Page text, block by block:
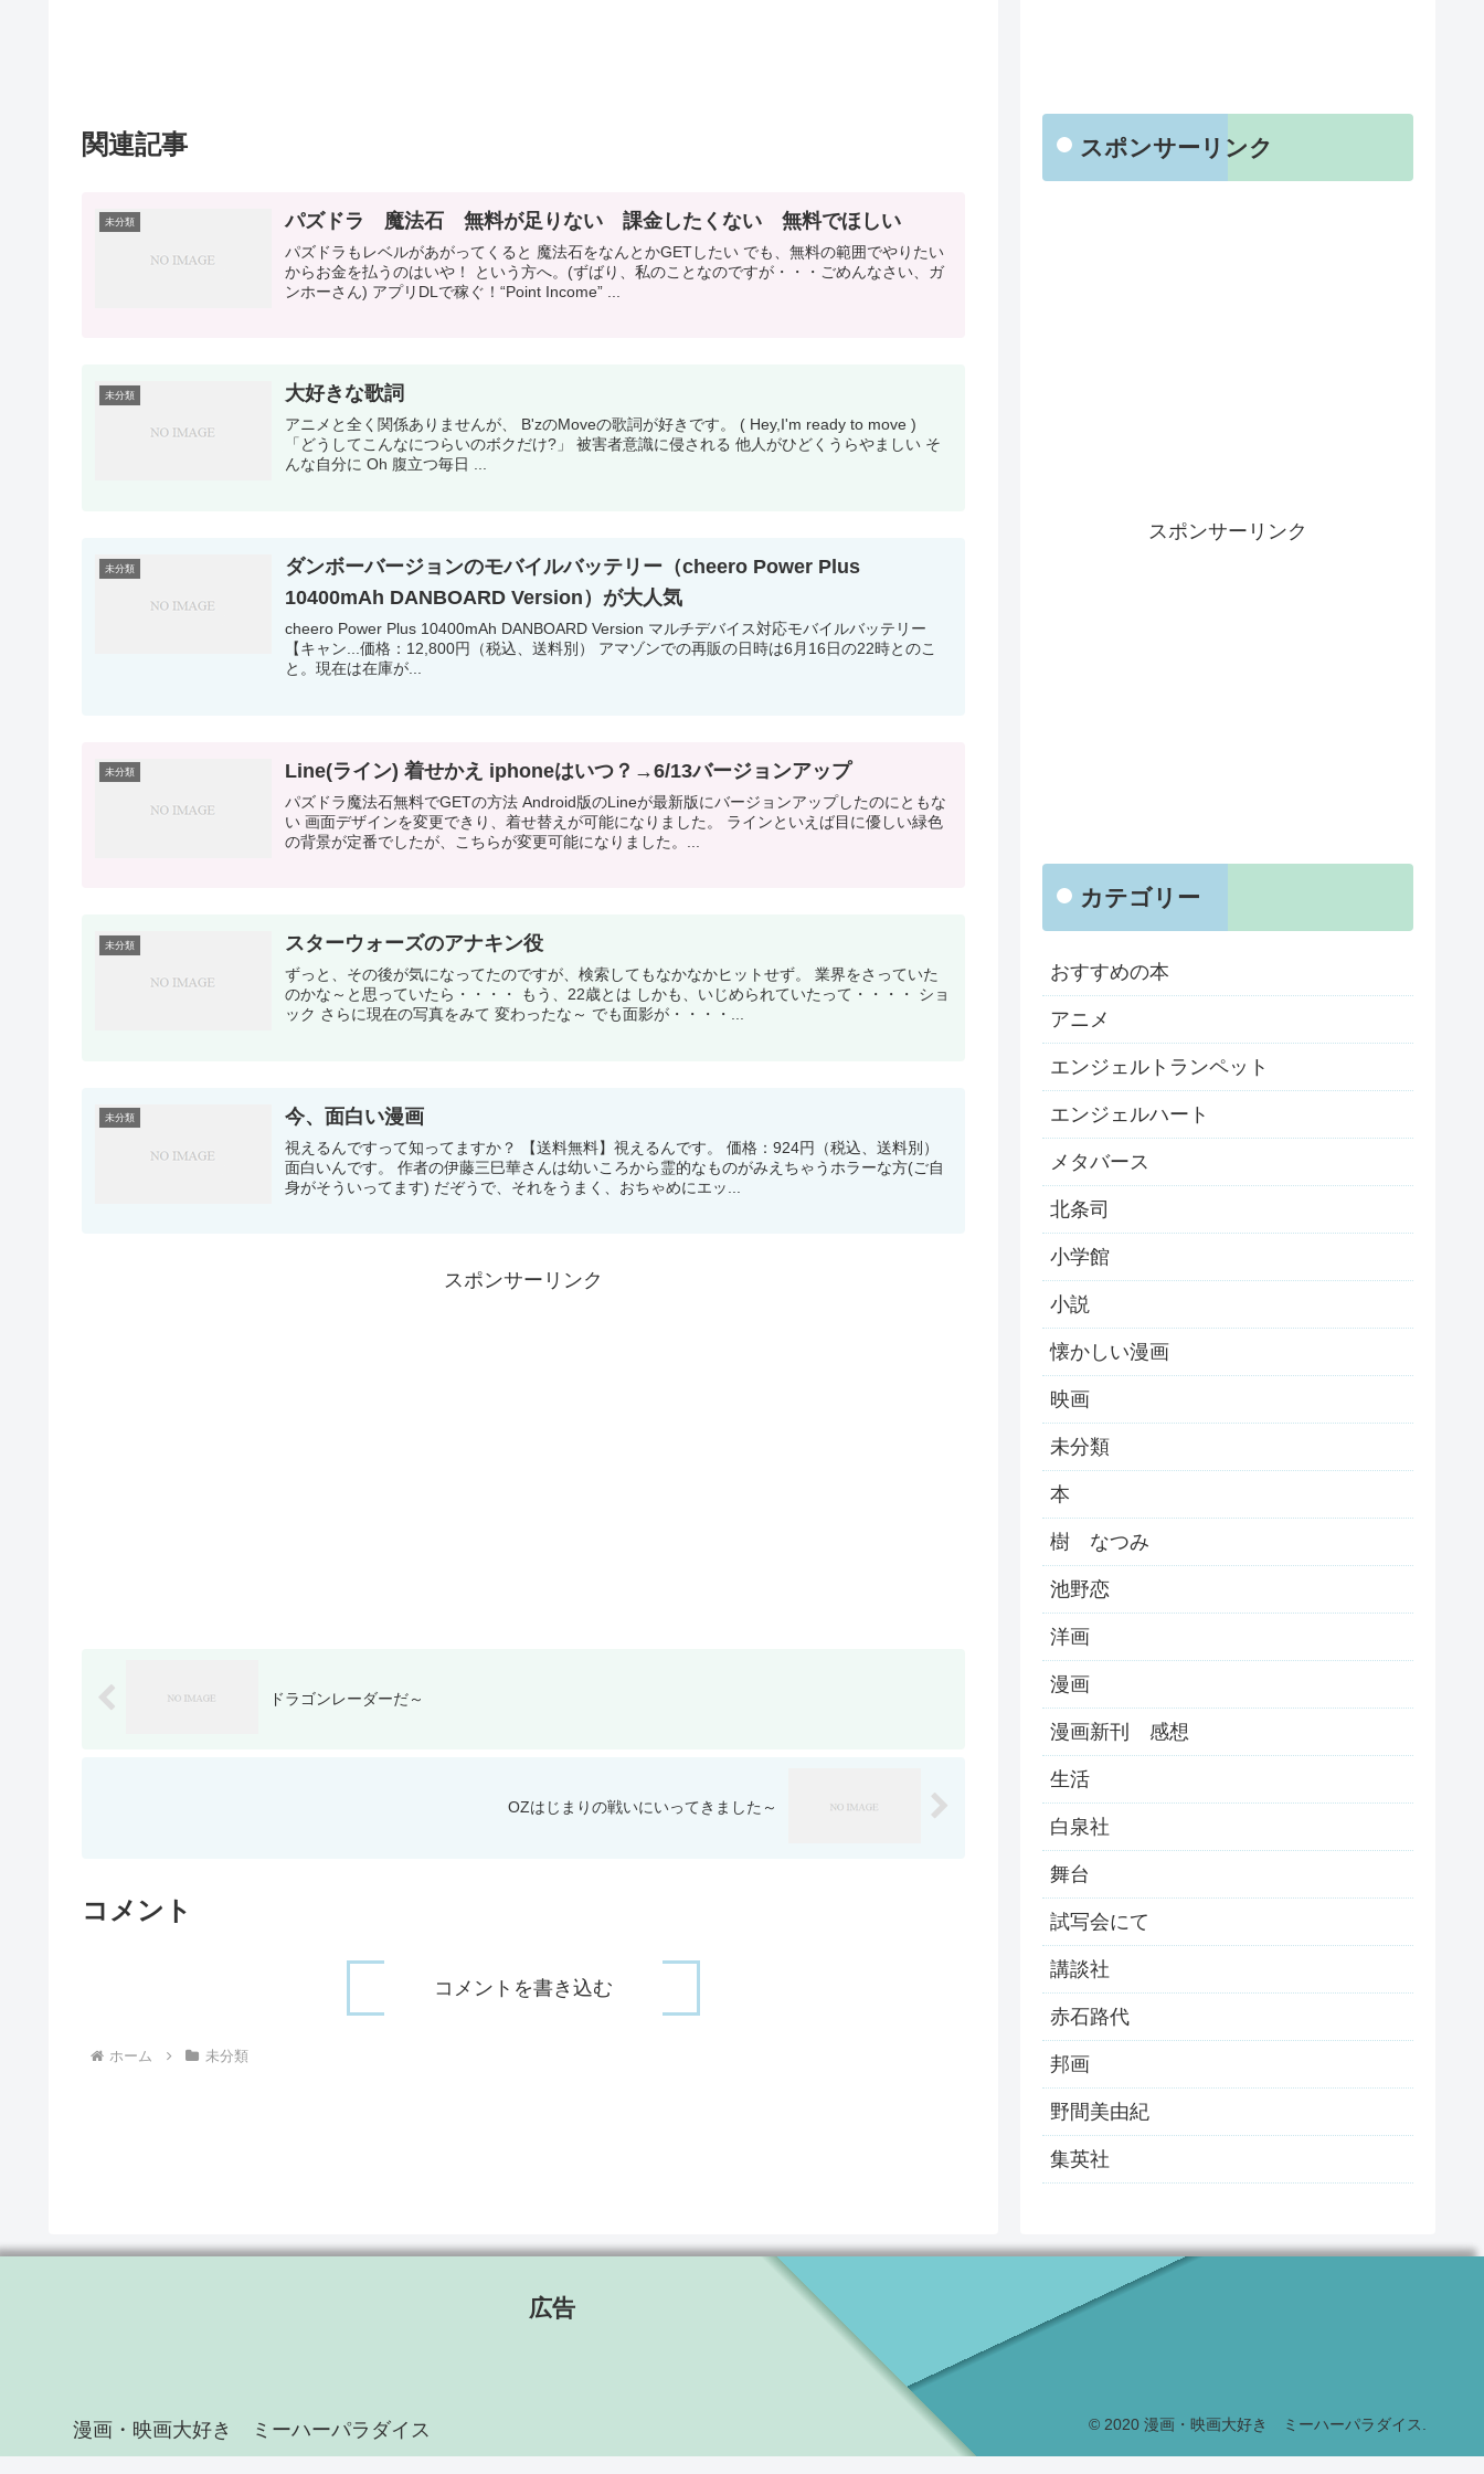
関連記事
未分類 パズドラ 魔法石 無料が足りない 課金したくない 無料でほしい
パズドラもレベルがあがってくると 魔法石をなんとかGETしたい でも、無料の範囲でやりたい
からお金を払うのはいや！ という方へ。(ずばり、私のことなのですが・・・ごめんなさい、ガ
ンホーさん) アプリDLで稼ぐ！“Point Income” ...
未分類 大好きな歌詞
アニメと全く関係ありませんが、 B'zのMoveの歌詞が好きです。 ( Hey,I'm ready to move )
「どうしてこんなにつらいのボクだけ?」 被害者意識に侵される 他人がひどくうらやましい そ
んな自分に Oh 腹立つ毎日 ...
未分類
ダンボーバージョンのモバイルバッテリー（cheero Power Plus
10400mAh DANBOARD Version）が大人気
cheero Power Plus 10400mAh DANBOARD Version マルチデバイス対応モバイルバッテリー
【キャン...価格：12,800円（税込、送料別） アマゾンでの再販の日時は6月16日の22時とのこ
と。現在は在庫が...
未分類 Line(ライン) 着せかえ iphoneはいつ？→6/13バージョンアップ
パズドラ魔法石無料でGETの方法 Android版のLineが最新版にバージョンアップしたのにともな
い 画面デザインを変更できり、着せ替えが可能になりました。 ラインといえば目に優しい緑色
の背景が定番でしたが、こちらが変更可能になりました。...
未分類 スターウォーズのアナキン役
ずっと、その後が気になってたのですが、検索してもなかなかヒットせず。 業界をさっていた
のかな～と思っていたら・・・・ もう、22歳とは しかも、いじめられていたって・・・・ ショ
ック さらに現在の写真をみて 変わったな～ でも面影が・・・・...
未分類 今、面白い漫画
視えるんですって知ってますか？ 【送料無料】視えるんです。 価格：924円（税込、送料別）
面白いんです。 作者の伊藤三巳華さんは幼いころから霊的なものがみえちゃうホラーな方(ご自
身がそういってます) だぞうで、それをうまく、おちゃめにエッ...
スポンサーリンク
ドラゴンレーダーだ～
OZはじまりの戦いにいってきました～
コメント
コメントを書き込む
ホーム 未分類
スポンサーリンク
スポンサーリンク
カテゴリー
おすすめの本
アニメ
エンジェルトランペット
エンジェルハート
メタバース
北条司
小学館
小説
懐かしい漫画
映画
未分類
本
樹 なつみ
池野恋
洋画
漫画
漫画新刊 感想
生活
白泉社
舞台
試写会にて
講談社
赤石路代
邦画
野間美由紀
集英社
広告
漫画・映画大好き ミーハーパラダイス © 2020 漫画・映画大好き ミーハーパラダイス.